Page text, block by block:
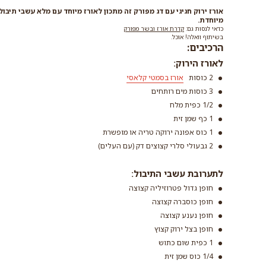
אורז ירוק חגיגי עם דג מפורק זה מתכון לאורז מיוחד עם מלא עשבי
מיוחדת.
כדאי לנסות גם: קדרת אורז ובשר מפורק
בשיתוף וואלה! אוכל.
הרכיבים:
לאורז הירוק:
2 כוסות אורז בסמטי קלאסי
3 כוסות מים רותחים
1/2 כפית מלח
1 כף שמן זית
1 כוס אפונה ירוקה טריה או מופשרת
2 גבעולי סלרי קצוצים דק (עם העלים)
לתערובת עשבי התיבול:
חופן גדול פטרוזיליה קצוצה
חופן כוסברה קצוצה
חופן נענע קצוצה
חופן בצל ירוק קצוץ
1 כפית שום כתוש
1/4 כוס שמן זית